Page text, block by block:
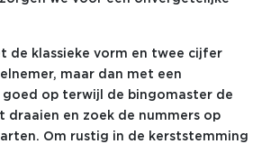
de klassieke vorm en twee cijfer
maar dan met een
op terwijl de bingomaster de
draaien en zoek de nummers op
Om rustig in de kerststemming